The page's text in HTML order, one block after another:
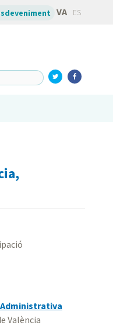
VA ES
Administrativa
València